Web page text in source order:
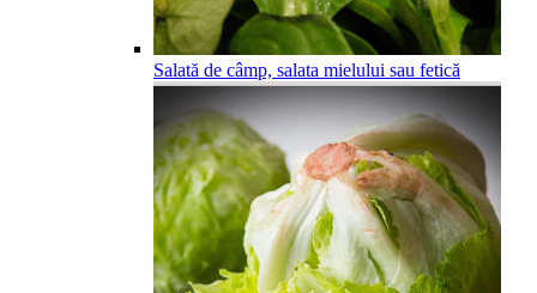
Salată de câmp, salata mielului sau fetică